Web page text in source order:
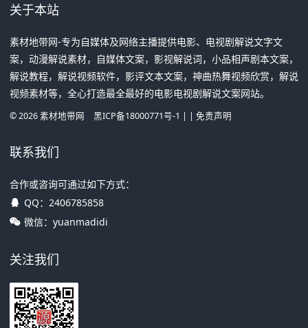
关于本站
素材地带网-专为自媒体及网络主播提供电影、电视剧解说文字文
案，动漫解说素材，自媒体文案，影视解说词，小品相声剧本文案，
解说教程，解说视频软件，影评文本文案，神曲热舞视频欣赏，解说
视频素材等，全心打造最全最好的电影电视剧解说文案网站。
©2026素材地带网 黑ICP备18000771号-1 | | 免责声明
联系我们
合作或咨询可通过如下方式：
QQ： 2406785858
微信：yuanmadidi
关注我们